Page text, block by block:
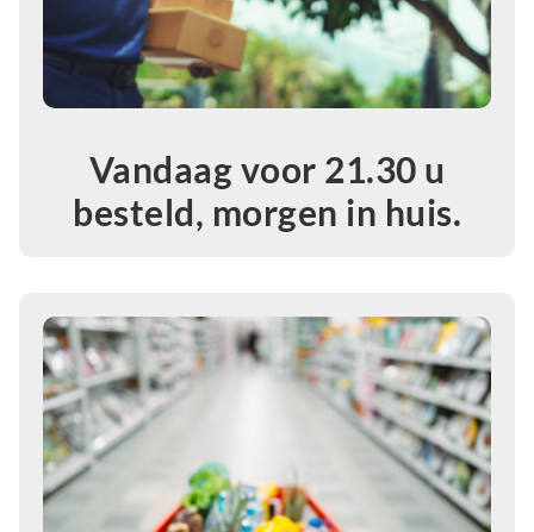
Vandaag voor 21.30 u
besteld, morgen in huis.